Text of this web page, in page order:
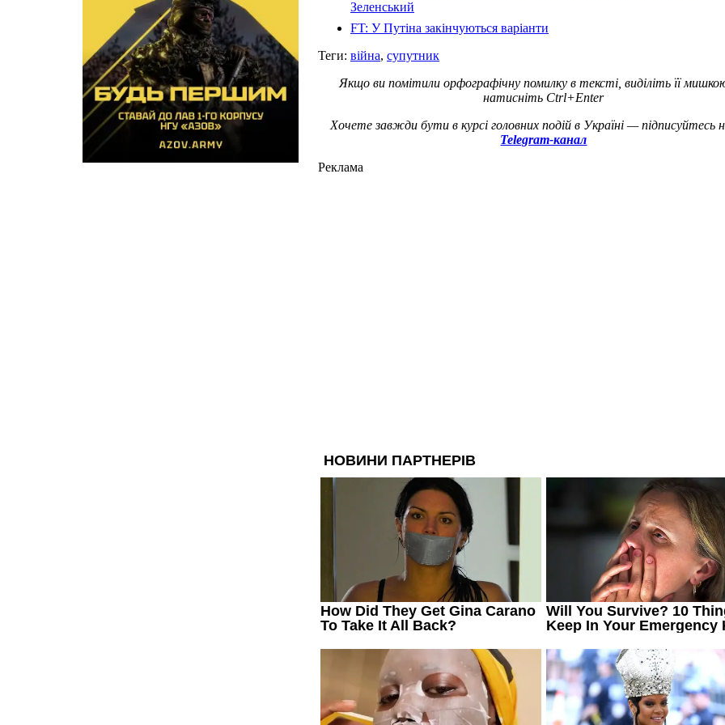
Зеленський
FT: У Путіна закінчуються варіанти
Теги: війна, супутник
Якщо ви помітили орфографічну помилку в тексті, виділіть її
натисніть Ctrl+Enter
Хочете завжди бути в курсі головних подій в Україні — підписуйтесь
Telegram-канал
Реклама